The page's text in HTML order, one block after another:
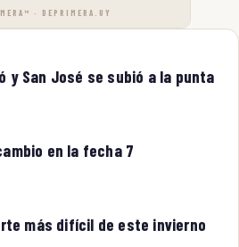
· DEPRIMERA.UY
y San José se subió a la punta
en la fecha 7
más difícil de este invierno